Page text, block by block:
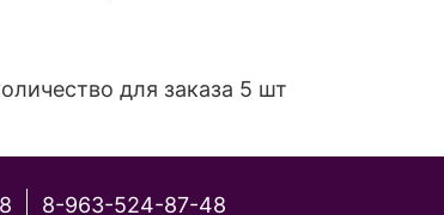
для заказа 5 шт
8-963-524-87-48